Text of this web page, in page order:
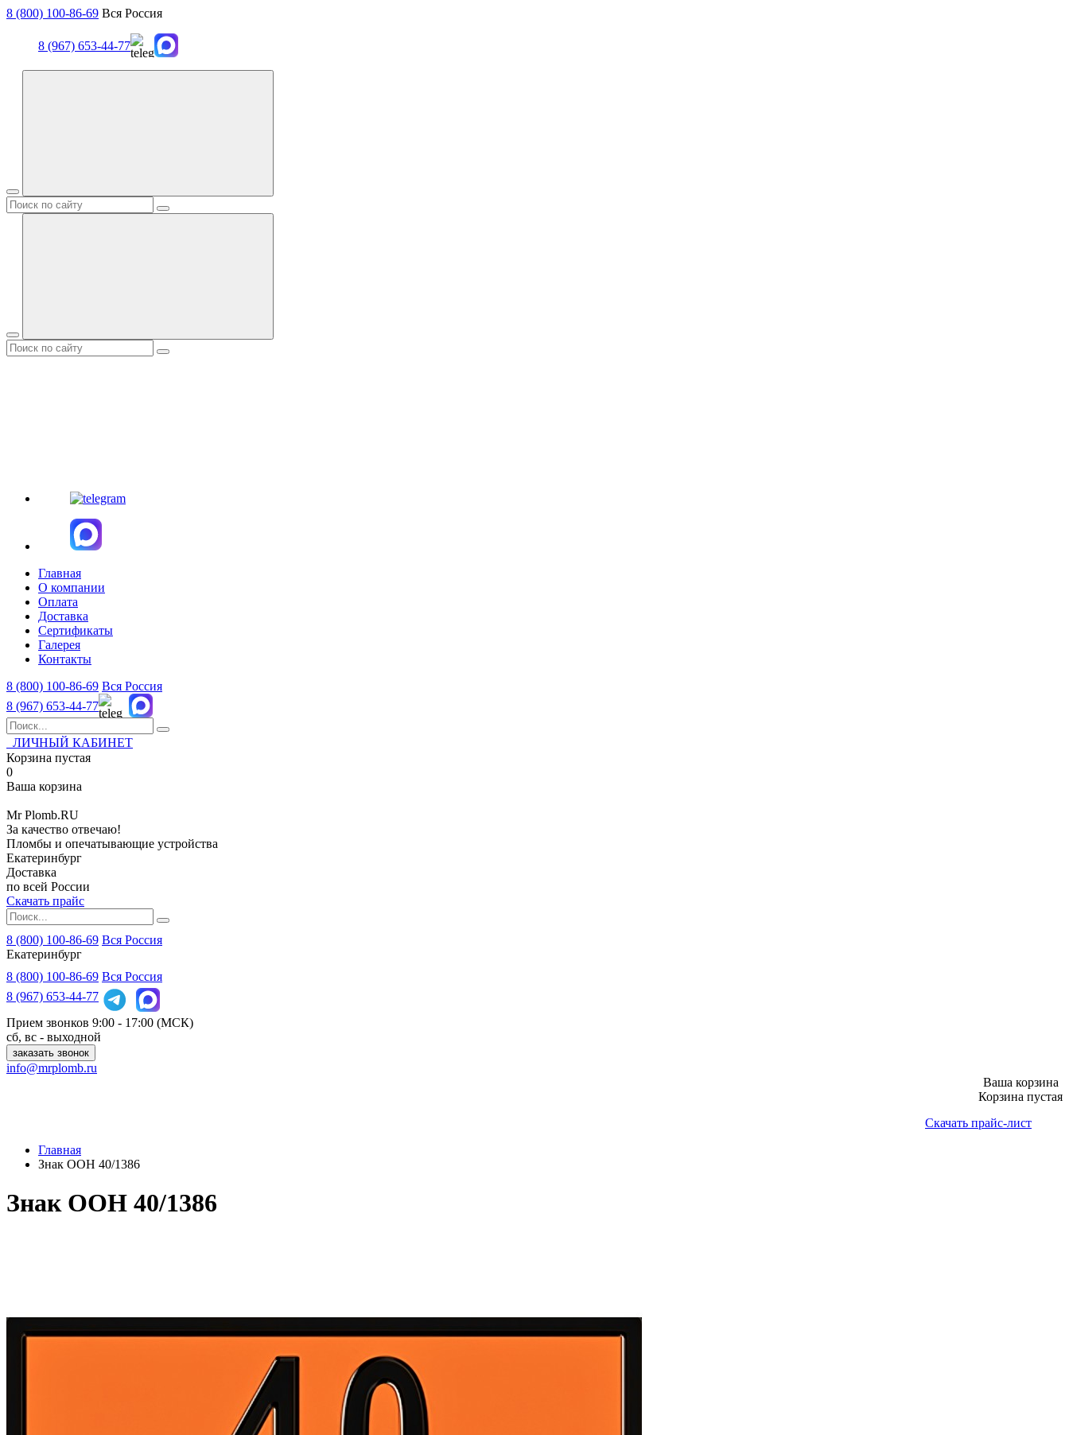
8 (800) 100-86-69 Вся Россия
8 (967) 653-44-77
Главная
О компании
Оплата
Доставка
Сертификаты
Галерея
Контакты
8 (800) 100-86-69 Вся Россия
8 (967) 653-44-77
ЛИЧНЫЙ КАБИНЕТ
Корзина пустая
0
Ваша корзина
MrPlomb.RU
За качество отвечаю!
Пломбы и опечатывающие устройства
Екатеринбург
Доставка
по всей России
Скачать прайс
8 (800) 100-86-69 Вся Россия
Екатеринбург
8 (800) 100-86-69 Вся Россия
8 (967) 653-44-77
Прием звонков 9:00 - 17:00 (МСК)
сб, вс - выходной
заказать звонок
info@mrplomb.ru
Ваша корзина
Корзина пустая
Скачать прайс-лист
Главная
Знак ООН 40/1386
Знак ООН 40/1386